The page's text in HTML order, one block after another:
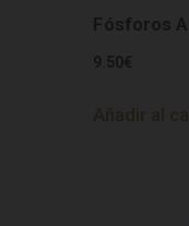
Fósforos A
9.50 €